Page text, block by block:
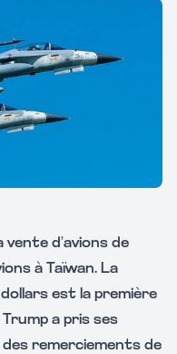
d’avions de
à Taïwan. La
est la première
a pris ses
remerciements de